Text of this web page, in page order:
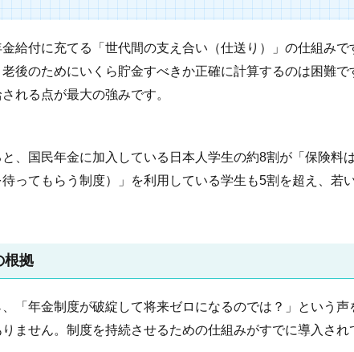
給付に充てる「世代間の支え合い（仕送り）」の仕組みで
後のためにいくら貯金すべきか正確に計算するのは困難で
れる点が最大の強みです。
、国民年金に加入している日本人学生の約8割が「保険料
ってもらう制度）」を利用している学生も5割を超え、若
根拠
「年金制度が破綻して将来ゼロになるのでは？」という声
ません。制度を持続させるための仕組みがすでに導入され